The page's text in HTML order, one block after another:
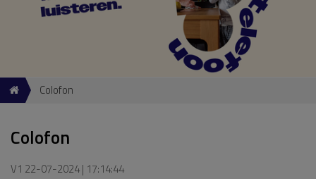
Colofon
Colofon
V1 22-07-2024 | 17:14:44